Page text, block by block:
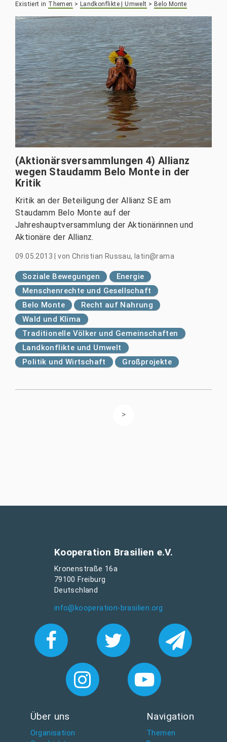
Existiert in Themen > Landkonflikte | Umwelt > Belo Monte
(Aktionärsversammlungen 4) Allianz
wegen Staudamm Belo Monte in der
Kritik
Kritik an der Beteiligung der Allianz SE am
Staudamm Belo Monte auf der
Jahreshauptversammlung der Aktionärinnen und
Aktionäre der Allianz.
09.05.2013 |von Christian Russau, latin@rama
Soziale Bewegungen
Energie
Menschenrechte und Gesellschaft
Belo Monte
Recht auf Nahrung
Wald und Klima
Traditionelle Völker und Gemeinschaften
Landkonflikte und Umwelt
Politik und Wirtschaft
Großprojekte
Kooperation Brasilien e.V.
Kronenstraße 16a
79100 Freiburg
Deutschland
info@kooperation-brasilien.org
Über uns
Organisation
Navigation
Themen